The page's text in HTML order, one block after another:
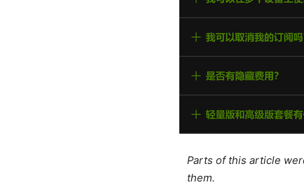
Parts of this article
them.